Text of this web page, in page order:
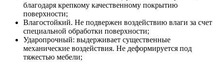
благодаря крепкому качественному покрытию
поверхности;
Влагостойкий. Не подвержен воздействию влаги за счет
специальной обработки поверхности;
Ударопрочный: выдерживает существенные
механические воздействия. Не деформируется под
тяжестью мебели;